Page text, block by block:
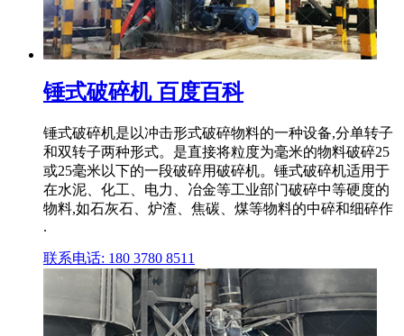
锤式破碎机 百度百科
锤式破碎机是以冲击形式破碎物料的一种设备,分单转子
和双转子两种形式。是直接将粒度为毫米的物料破碎25
或25毫米以下的一段破碎用破碎机。锤式破碎机适用于
在水泥、化工、电力、冶金等工业部门破碎中等硬度的
物料,如石灰石、炉渣、焦碳、煤等物料的中碎和细碎作
.
联系电话: 180 3780 8511